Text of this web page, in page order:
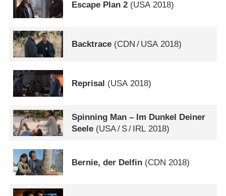
Escape Plan 2 (USA2018)
Backtrace (CDN / USA2018)
Reprisal (USA2018)
Spinning Man – Im Dunkel Deiner
Seele (USA/ S/ IRL 2018)
Bernie, der Delfin (CDN 2018)